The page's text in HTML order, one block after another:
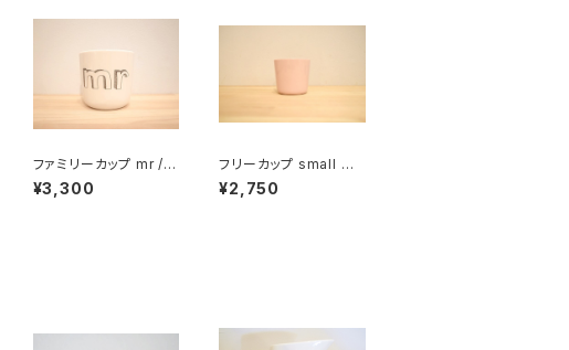
ファミリーカップ mr /
ミスター
¥3,300
フリーカップ small ラ
イトピンク
¥2,750